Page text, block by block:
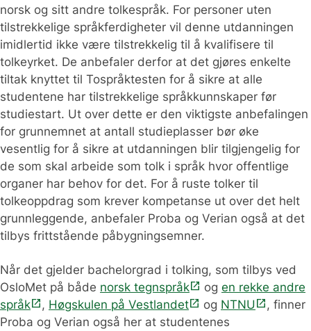
norsk og sitt andre tolkespråk. For personer uten
tilstrekkelige språkferdigheter vil denne utdanningen
imidlertid ikke være tilstrekkelig til å kvalifisere til
tolkeyrket. De anbefaler derfor at det gjøres enkelte
tiltak knyttet til Tospråktesten for å sikre at alle
studentene har tilstrekkelige språkkunnskaper før
studiestart. Ut over dette er den viktigste anbefalingen
for grunnemnet at antall studieplasser bør øke
vesentlig for å sikre at utdanningen blir tilgjengelig for
de som skal arbeide som tolk i språk hvor offentlige
organer har behov for det. For å ruste tolker til
tolkeoppdrag som krever kompetanse ut over det helt
grunnleggende, anbefaler Proba og Verian også at det
tilbys frittstående påbygningsemner.
Når det gjelder bachelorgrad i tolking, som tilbys ved
OsloMet på både norsk tegnspråkopen_in_new og en rekke andre
språkopen_in_new , Høgskulen på Vestlandetopen_in_new og NTNUopen_in_new , finner
Proba og Verian også her at studentenes